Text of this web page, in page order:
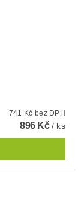
741 Kč bez DPH
896 Kč/ ks